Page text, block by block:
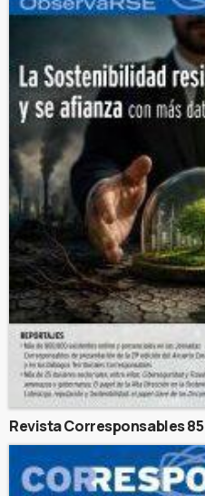
Revista Corresponsables 85